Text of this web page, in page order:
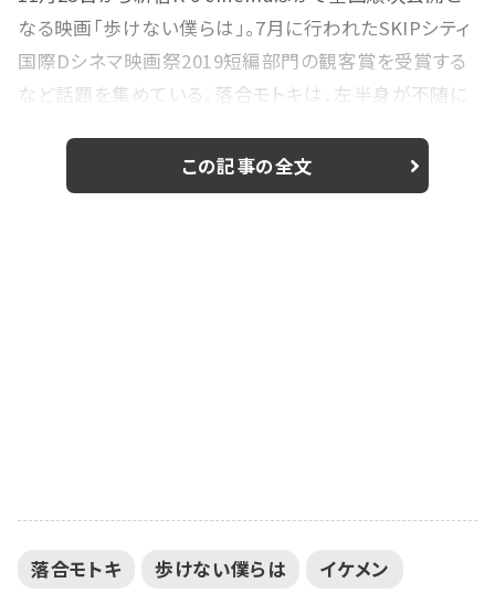
なる映画「歩けない僕らは」。7月に行われたSKIPシティ
国際Dシネマ映画祭2019短編部門の観客賞を受賞する
など話題を集めている。落合モトキは、左半身が不随に
海）とリハビリテーション病院での人間関係や、もしかし
たら明日直面するかもしれない病による後遺症との葛藤
この記事の全文
落合モトキ 歩けない僕らは イケメン